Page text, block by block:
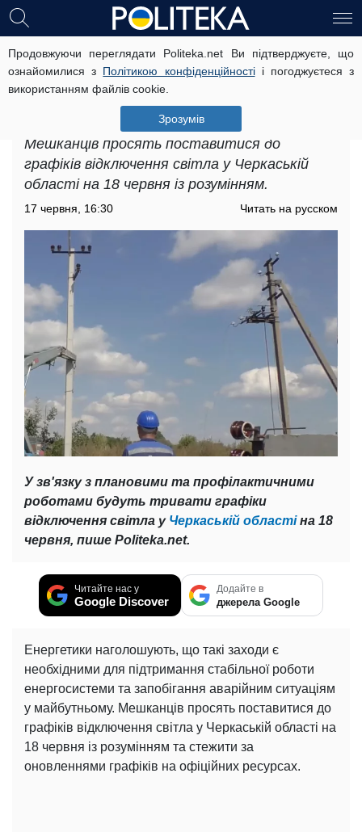
Продовжуючи переглядати Politeka.net Ви підтверджуєте, що
ознайомилися з Політикою конфіденційностіі погоджуєтеся з
використанням файлів cookie.
Зрозумів
Графіки відключення світла у
Черкаській області на 18 червня:
названо адреси, які потрапили під
жорсткі знеструмлення
Мешканців просять поставитися до
графіків відключення світла у Черкаській
області на 18 червня із розумінням.
17 червня, 16:30 Читать на русском
У зв'язку з плановими та профілактичними
роботами будуть тривати графіки
відключення світла у Черкаській областіна 18
червня, пише Politeka.net.
Читайте нас у
Google Discover
Додайте в
джерела Google
Енергетики наголошують, що такі заходи є
необхідними для підтримання стабільної роботи
енергосистеми та запобігання аварійним ситуаціям
у майбутньому. Мешканців просять поставитися до
графіків відключення світла у Черкаській області на
18 червня із розумінням та стежити за
оновленнями графіків на офіційних ресурсах.